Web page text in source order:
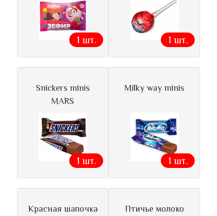
1 шт. 1 шт.
Snickers minis
MARS
1 шт.
Milky way minis
1 шт.
Красная шапочка
Птичье молоко